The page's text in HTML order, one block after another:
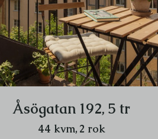
Åsögatan 192, 5 tr
44 kvm, 2 rok